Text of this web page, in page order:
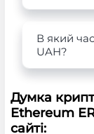
В який
UAH?
Думка
Ethereum
сайті: